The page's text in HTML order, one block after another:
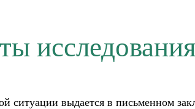
ситуации выдается в письменном